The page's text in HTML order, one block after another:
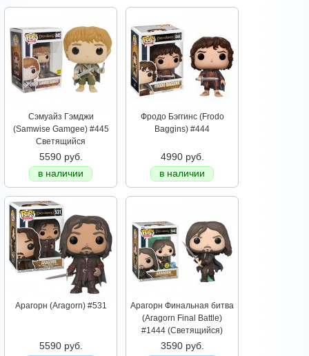
Сэмуайз Гэмджи
(Samwise Gamgee) #445
Светящийся
5590 руб.
в наличии
Фродо Бэггинс (Frodo
Baggins) #444
4990 руб.
в наличии
Арагорн (Aragorn) #531
5590 руб.
Арагорн Финальная битва
(Aragorn Final Battle)
#1444 (Светящийся)
3590 руб.